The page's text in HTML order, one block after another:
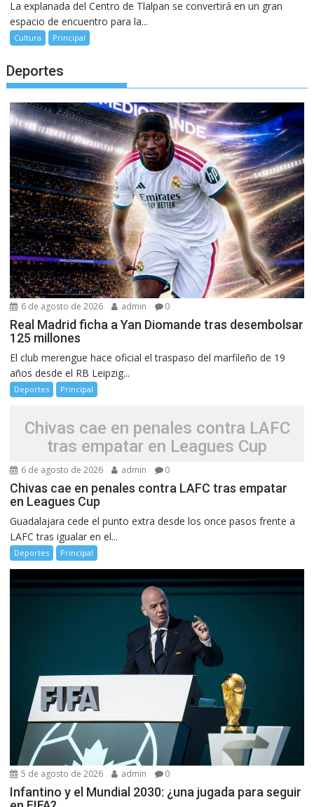
La explanada del Centro de Tlalpan se convertirá en un gran
espacio de encuentro para la...
Cultura Principal
Deportes
6 de agosto de 2026 admin 0
Real Madrid ficha a Yan Diomande tras desembolsar
125 millones
El club merengue hace oficial el traspaso del marfileño de 19
años desde el RB Leipzig...
Deportes Principal
Chivas cae en penales contra LAFC
tras empatar en Leagues Cup
6 de agosto de 2026 admin 0
Chivas cae en penales contra LAFC tras empatar
en Leagues Cup
Guadalajara cede el punto extra desde los once pasos frente a
LAFC tras igualar en el...
Deportes Principal
5 de agosto de 2026 admin 0
Infantino y el Mundial 2030: ¿una jugada para seguir